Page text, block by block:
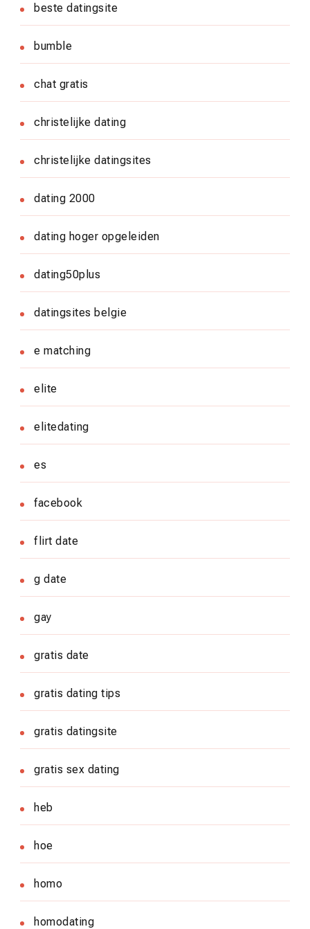
beste datingsite
bumble
chat gratis
christelijke dating
christelijke datingsites
dating 2000
dating hoger opgeleiden
dating50plus
datingsites belgie
e matching
elite
elitedating
es
facebook
flirt date
g date
gay
gratis date
gratis dating tips
gratis datingsite
gratis sex dating
heb
hoe
homo
homodating